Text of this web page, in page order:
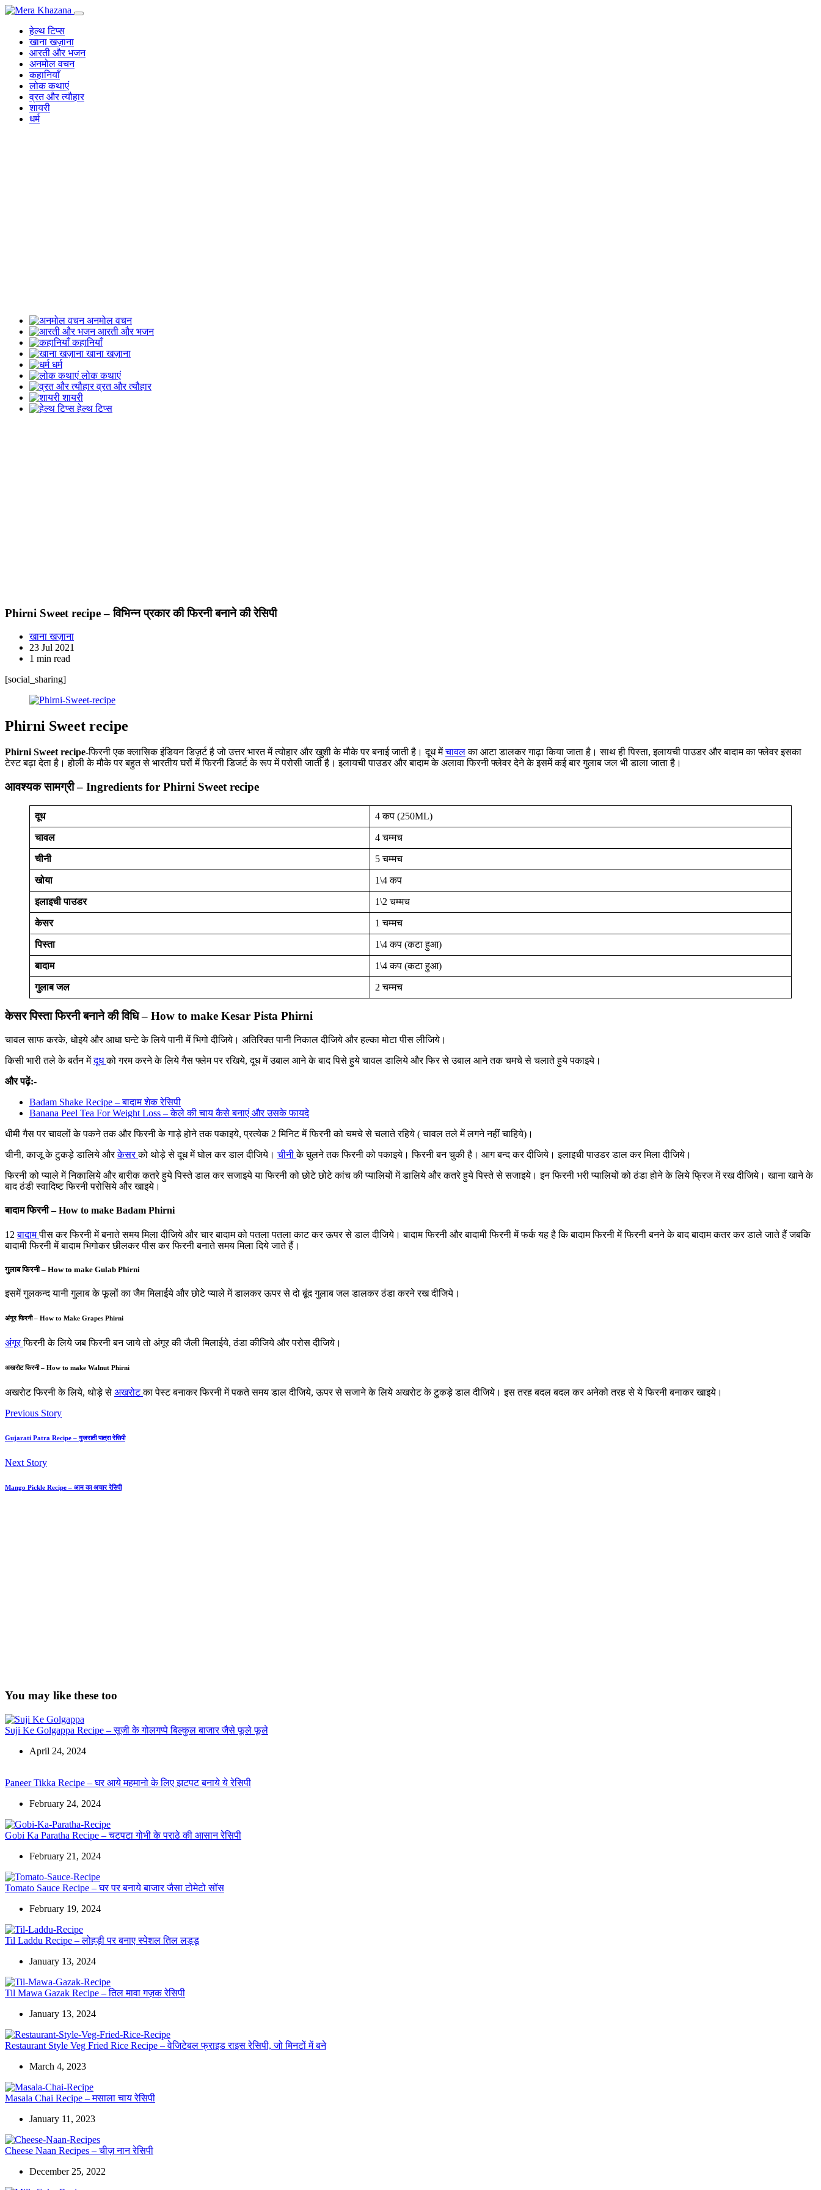
Skip
contentहेल्थ टिप्स
खाना खज़ाना
आरती और भजन
अनमोल वचन
कहानियाँ
लोक कथाएं
व्रत और त्यौहार
शायरी
धर्म
अनमोल वचन
आरती और भजन
कहानियाँ
खाना खज़ाना
धर्म
लोक कथाएं
व्रत और त्यौहार
शायरी
हेल्थ टिप्स
Phirni Sweet recipe – विभिन्न प्रकार की फिरनी बनाने की रेसिपी
खाना खज़ाना
23 Jul 2021
1 min read
[social_sharing]
Phirni Sweet recipe
Phirni Sweet recipe-फिरनी एक क्लासिक इंडियन डिज़र्ट है जो उत्तर भारत में त्योहार और खुशी के मौके पर बनाई जाती है। दूध मेंचावलका आटा डालकर गाढ़ा किया जाता है। साथ ही पिस्ता, इलायची पाउडर और बादाम का फ्लेवर इसका
टेस्ट बढ़ा देता है। होली के मौके पर बहुत से भारतीय घरों में फिरनी डिजर्ट के रूप में परोसी जाती है। इलायची पाउडर और बादाम के अलावा फिरनी फ्लेवर देने के इसमें कई बार गुलाब जल भी डाला जाता है।
आवश्यक सामग्री – Ingredients for Phirni Sweet recipe
दूध 4 कप (250ML)
चावल 4 चम्मच
चीनी 5 चम्मच
खोया 1\4 कप
इलाइची पाउडर 1\2 चम्मच
केसर 1 चम्मच
पिस्ता 1\4 कप (कटा हुआ)
बादाम 1\4 कप (कटा हुआ)
गुलाब जल 2 चम्मच
केसर पिस्ता फिरनी बनाने की विधि – How to make Kesar Pista Phirni
चावल साफ करके, धोइये और आधा घन्टे के लिये पानी में भिगो दीजिये। अतिरिक्त पानी निकाल दीजिये और हल्का मोटा पीस लीजिये।
किसी भारी तले के बर्तन मेंदूधको गरम करने के लिये गैस फ्लेम पर रखिये, दूध में उबाल आने के बाद पिसे हुये चावल डालिये और फिर से उबाल आने तक चमचे से चलाते हुये पकाइये।
और पढ़ें:-
Badam Shake Recipe – बादाम शेक रेसिपी
Banana Peel Tea For Weight Loss – केले की चाय कैसे बनाएं और उसके फायदे
धीमी गैस पर चावलों के पकने तक और फिरनी के गाड़े होने तक पकाइये, प्रत्येक 2 मिनिट में फिरनी को चमचे से चलाते रहिये ( चावल तले में लगने नहीं चाहिये)।
चीनी, काजू के टुकड़े डालिये औरकेसरको थोड़े से दूध में घोल कर डाल दीजिये।चीनीके घुलने तक फिरनी को पकाइये। फिरनी बन चुकी है। आग बन्द कर दीजिये। इलाइची पाउडर डाल कर मिला दीजिये।
फिरनी को प्याले में निकालिये और बारीक कतरे हुये पिस्ते डाल कर सजाइये या फिरनी को छोटे छोटे कांच की प्यालियों में डालिये और कतरे हुये पिस्ते से सजाइये। इन फिरनी भरी प्यालियों को ठंडा होने के लिये फ्रिज में रख दीजिये। खाना खाने के
बाद ठंडी स्वादिष्ट फिरनी परोसिये और खाइये।
बादाम फिरनी – How to make Badam Phirni
12बादामपीस कर फिरनी में बनाते समय मिला दीजिये और चार बादाम को पतला पतला काट कर ऊपर से डाल दीजिये। बादाम फिरनी और बादामी फिरनी में फर्क यह है कि बादाम फिरनी में फिरनी बनने के बाद बादाम कतर कर डाले जाते हैं जबकि
बादामी फिरनी में बादाम भिगोकर छीलकर पीस कर फिरनी बनाते समय मिला दिये जाते हैं।
गुलाब फिरनी – How to make Gulab Phirni
इसमें गुलकन्द यानी गुलाब के फूलों का जैम मिलाईये और छोटे प्याले में डालकर ऊपर से दो बूंद गुलाब जल डालकर ठंडा करने रख दीजिये।
अंगूर फिरनी – How to Make Grapes Phirni
अंगूर फिरनी के लिये जब फिरनी बन जाये तो अंगूर की जैली मिलाईये, ठंडा कीजिये और परोस दीजिये।
अखरोट फिरनी – How to make Walnut Phirni
अखरोट फिरनी के लिये, थोड़े से अखरोटका पेस्ट बनाकर फिरनी में पकते समय डाल दीजिये, ऊपर से सजाने के लिये अखरोट के टुकड़े डाल दीजिये। इस तरह बदल बदल कर अनेको तरह से ये फिरनी बनाकर खाइये।
Previous Story
Gujarati Patra Recipe – गुजराती पात्रा रेसिपी
Next Story
Mango Pickle Recipe – आम का अचार रेसिपी
You may like these too
Suji Ke Golgappa Recipe – सूजी के गोलगप्पे बिल्कुल बाजार जैसे फूले फूले
April 24, 2024
Paneer Tikka Recipe – घर आये महमानो के लिए झटपट बनाये ये रेसिपी
February 24, 2024
Gobi Ka Paratha Recipe – चटपटा गोभी के पराठे की आसान रेसिपी
February 21, 2024
Tomato Sauce Recipe – घर पर बनाये बाजार जैसा टोमेटो सॉस
February 19, 2024
Til Laddu Recipe – लोहड़ी पर बनाए स्पेशल तिल लड्डू
January 13, 2024
Til Mawa Gazak Recipe – तिल मावा गज़क रेसिपी
January 13, 2024
Restaurant Style Veg Fried Rice Recipe – वेजिटेबल फ्राइड राइस रेसिपी, जो मिनटों में बने
March 4, 2023
Masala Chai Recipe – मसाला चाय रेसिपी
January 11, 2023
Cheese Naan Recipes – चीज़ नान रेसिपी
December 25, 2022